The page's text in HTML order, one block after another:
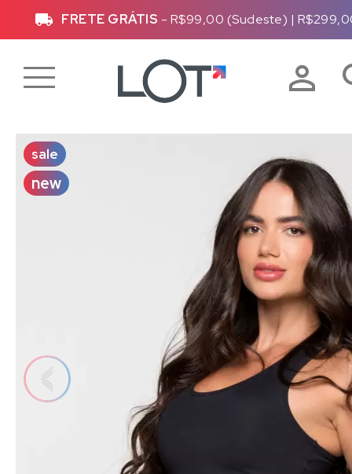
FRETE GRÁTIS - R$99,00 (Sudeste) |
sale
new